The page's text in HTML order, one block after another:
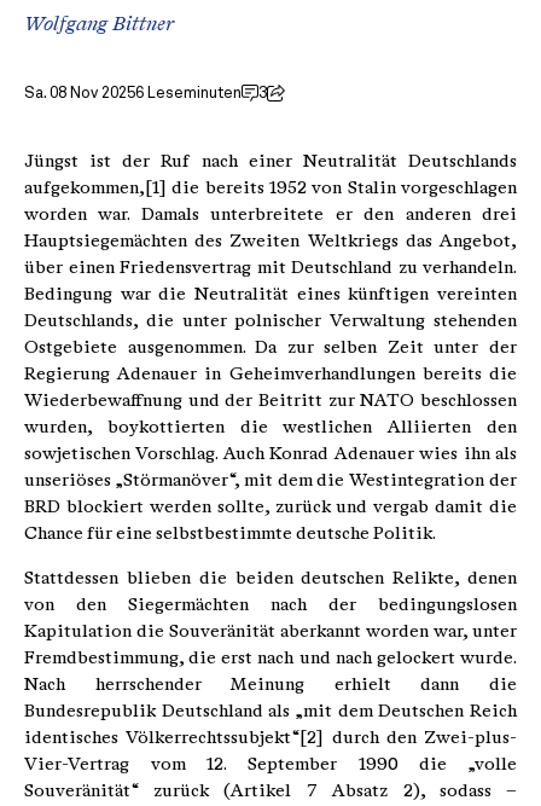
Wolfgang Bittner
Sa. 08 Nov 20256 Leseminuten 3
Jüngst ist der Ruf nach einer Neutralität Deutschlands
aufgekommen,[1] die bereits 1952 von Stalin vorgeschlagen
worden war. Damals unterbreitete er den anderen drei
Hauptsiegemächten des Zweiten Weltkriegs das Angebot,
über einen Friedensvertrag mit Deutschland zu verhandeln.
Bedingung war die Neutralität eines künftigen vereinten
Deutschlands, die unter polnischer Verwaltung stehenden
Ostgebiete ausgenommen. Da zur selben Zeit unter der
Regierung Adenauer in Geheimverhandlungen bereits die
Wiederbewaffnung und der Beitritt zur NATO beschlossen
wurden, boykottierten die westlichen Alliierten den
sowjetischen Vorschlag. Auch Konrad Adenauer wies ihn als
unseriöses „Störmanöver“, mit dem die Westintegration der
BRD blockiert werden sollte, zurück und vergab damit die
Chance für eine selbstbestimmte deutsche Politik.
Stattdessen blieben die beiden deutschen Relikte, denen
von den Siegermächten nach der bedingungslosen
Kapitulation die Souveränität aberkannt worden war, unter
Fremdbestimmung, die erst nach und nach gelockert wurde.
Nach herrschender Meinung erhielt dann die
Bundesrepublik Deutschland als „mit dem Deutschen Reich
identisches Völkerrechtssubjekt“[2] durch den Zwei-plus-
Vier-Vertrag vom 12. September 1990 die „volle
Souveränität“ zurück (Artikel 7 Absatz 2), sodass –